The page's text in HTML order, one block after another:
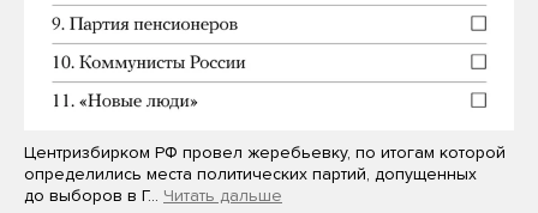
Центризбирком РФ провел жеребьевку, по итогам которой
определились места политических партий, допущенных
до выборов в Г… Читать дальше